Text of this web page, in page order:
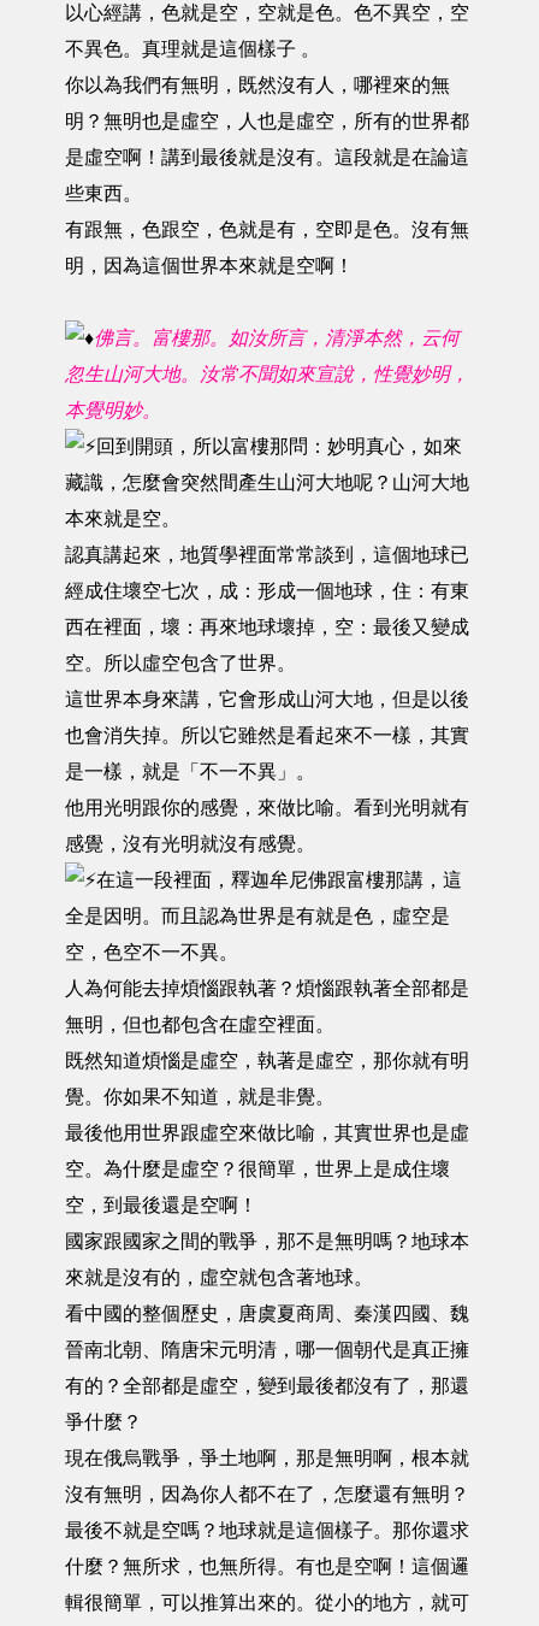
以心經講，色就是空，空就是色。色不異空，空
不異色。真理就是這個樣子 。
你以為我們有無明，既然沒有人，哪裡來的無
明？無明也是虛空，人也是虛空，所有的世界都
是虛空啊！講到最後就是沒有。這段就是在論這
些東西。
有跟無，色跟空，色就是有，空即是色。沒有無
明，因為這個世界本來就是空啊！
佛言。富樓那。如汝所言，清淨本然，云何
忽生山河大地。汝常不聞如來宣說，性覺妙明，
本覺明妙。
回到開頭，所以富樓那問：妙明真心，如來
藏識，怎麼會突然間產生山河大地呢？山河大地
本來就是空。
認真講起來，地質學裡面常常談到，這個地球已
經成住壞空七次，成：形成一個地球，住：有東
西在裡面，壞：再來地球壞掉，空：最後又變成
空。所以虛空包含了世界。
這世界本身來講，它會形成山河大地，但是以後
也會消失掉。所以它雖然是看起來不一樣，其實
是一樣，就是「不一不異」。
他用光明跟你的感覺，來做比喻。看到光明就有
感覺，沒有光明就沒有感覺。
在這一段裡面，釋迦牟尼佛跟富樓那講，這
全是因明。而且認為世界是有就是色，虛空是
空，色空不一不異。
人為何能去掉煩惱跟執著？煩惱跟執著全部都是
無明，但也都包含在虛空裡面。
既然知道煩惱是虛空，執著是虛空，那你就有明
覺。你如果不知道，就是非覺。
最後他用世界跟虛空來做比喻，其實世界也是虛
空。為什麼是虛空？很簡單，世界上是成住壞
空，到最後還是空啊！
國家跟國家之間的戰爭，那不是無明嗎？地球本
來就是沒有的，虛空就包含著地球。
看中國的整個歷史，唐虞夏商周、秦漢四國、魏
晉南北朝、隋唐宋元明清，哪一個朝代是真正擁
有的？全部都是虛空，變到最後都沒有了，那還
爭什麼？
現在俄烏戰爭，爭土地啊，那是無明啊，根本就
沒有無明，因為你人都不在了，怎麼還有無明？
最後不就是空嗎？地球就是這個樣子。那你還求
什麼？無所求，也無所得。有也是空啊！這個邏
輯很簡單，可以推算出來的。從小的地方，就可